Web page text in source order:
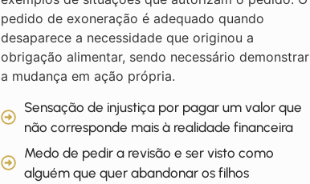
pedido de exoneração é adequado quando
desaparece a necessidade que originou a
obrigação alimentar, sendo necessário demonstrar
a mudança em ação própria.
Sensação de injustiça por pagar um valor que
não corresponde mais à realidade financeira
Medo de pedir a revisão e ser visto como
alguém que quer abandonar os filhos